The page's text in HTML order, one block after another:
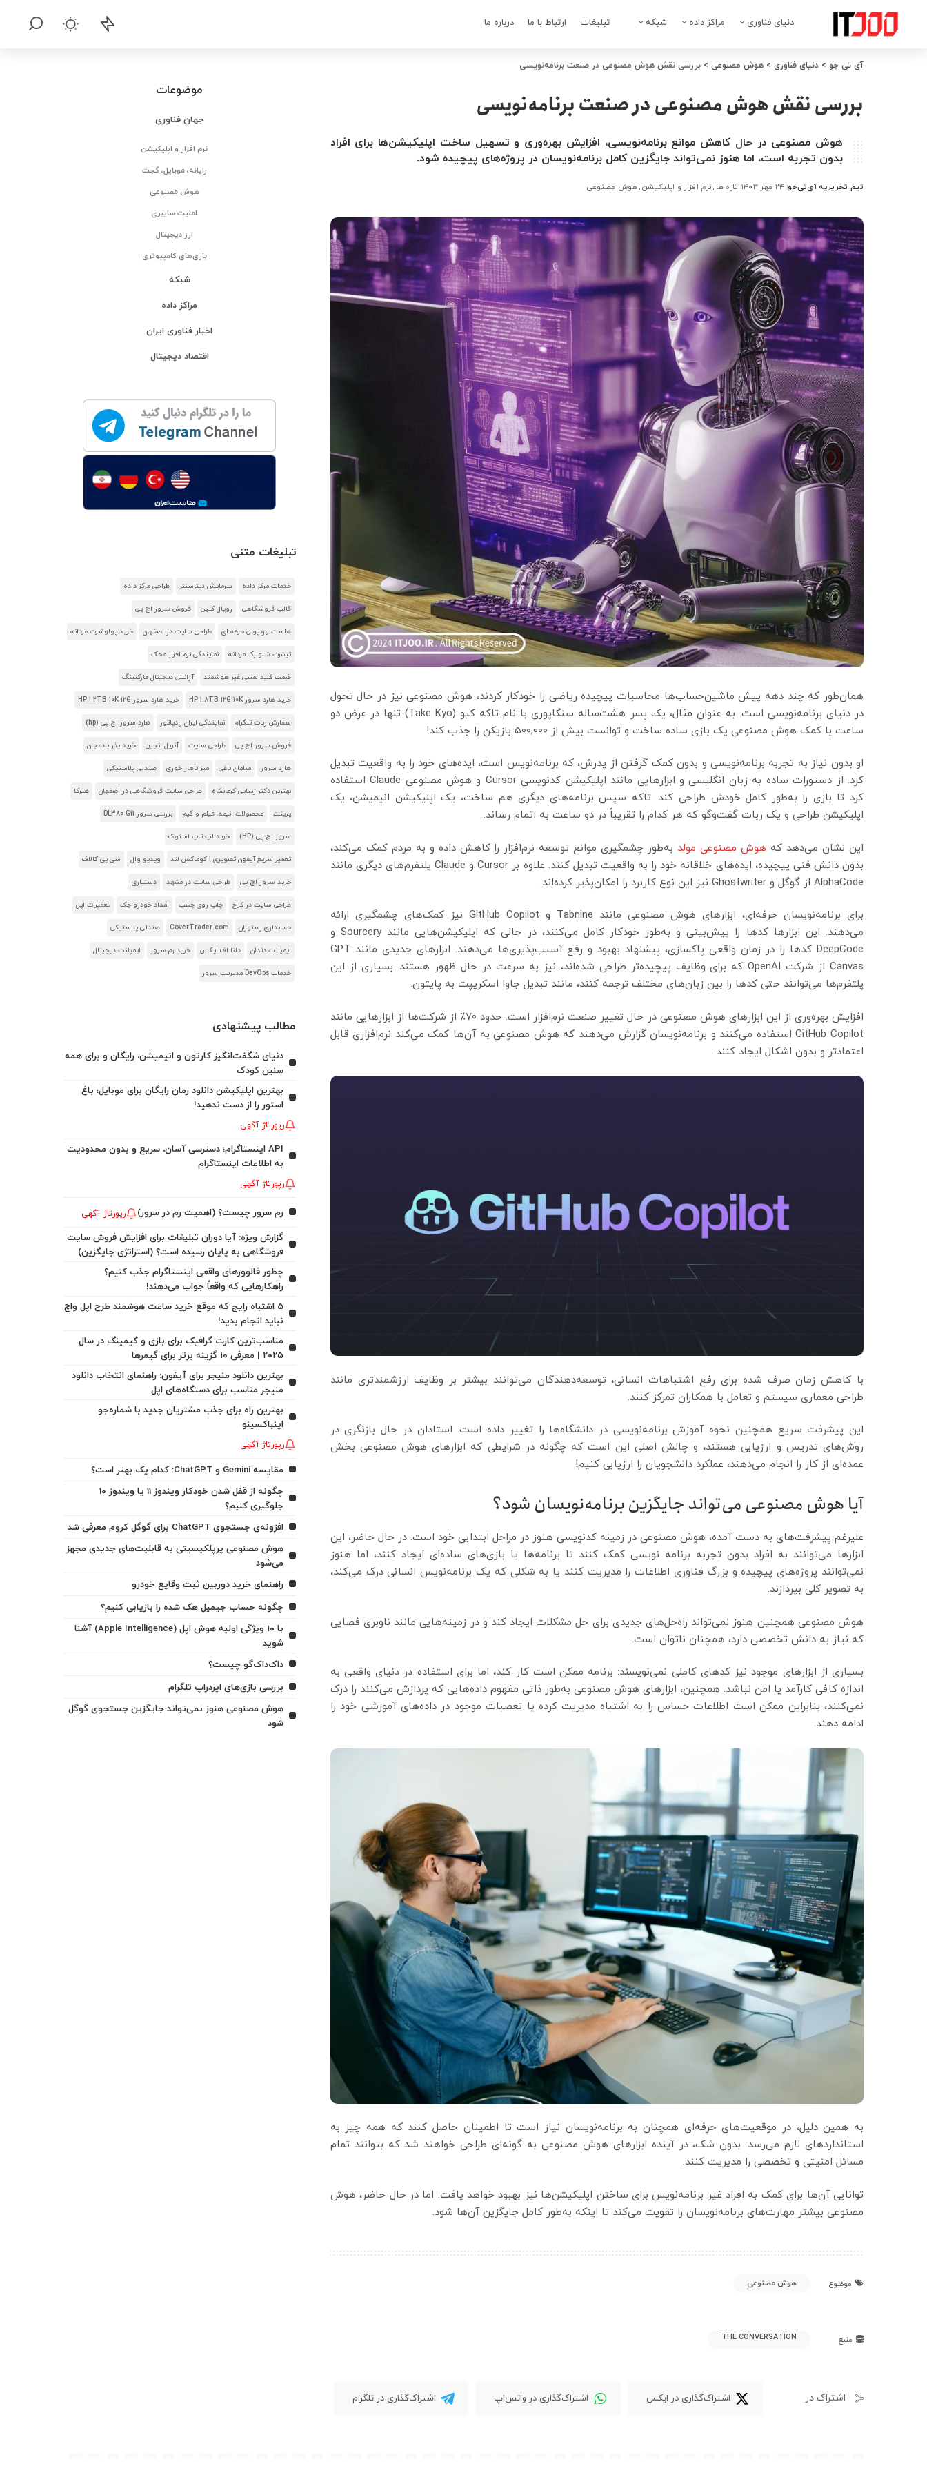
دنیای فناوری مراکز داده شبکه تبلیغات ارتباط با ما درباره ما
آی تی جو > دنیای فناوری > هوش مصنوعی > بررسی نقش هوش مصنوعی در صنعت برنامه‌نویسی
بررسی نقش هوش مصنوعی در صنعت برنامه‌نویسی
هوش مصنوعی در حال کاهش موانع برنامه‌نویسی، افزایش بهره‌وری و تسهیل ساخت اپلیکیشن‌ها برای افراد
بدون تجربه است، اما هنوز نمی‌تواند جایگزین کامل برنامه‌نویسان در پروژه‌های پیچیده شود.
ارسال
توسط
تیم تحریریه آی‌تی‌جو ۲۴ مهر ۱۴۰۳ تازه ها نرم افزار و اپلیکیشن هوش مصنوعی
همان‌طور که چند دهه پیش ماشین‌حساب‌ها محاسبات پیچیده ریاضی را خودکار کردند، هوش مصنوعی نیز در حال تحول
در دنیای برنامه‌نویسی است. به عنوان مثال، یک پسر هشت‌ساله سنگاپوری با نام تاکه کیو (Take Kyo) تنها در عرض دو
ساعت با کمک هوش مصنوعی یک بازی ساده ساخت و توانست بیش از ۵۰۰,۰۰۰ بازیکن را جذب کند!
او بدون نیاز به تجربه برنامه‌نویسی و بدون کمک گرفتن از پدرش، که برنامه‌نویس است، ایده‌های خود را به واقعیت تبدیل
کرد. از دستورات ساده به زبان انگلیسی و ابزارهایی مانند اپلیکیشن کد‌نویسی Cursor و هوش مصنوعی Claude استفاده
کرد تا بازی را به‌طور کامل خودش طراحی کند. تاکه سپس برنامه‌های دیگری هم ساخت، یک اپلیکیشن انیمیشن، یک
اپلیکیشن طراحی و یک ربات گفت‌وگو که هر کدام را تقریباً در دو ساعت به اتمام رساند.
این نشان می‌دهد که هوش مصنوعی مولد به‌طور چشمگیری موانع توسعه نرم‌افزار را کاهش داده و به مردم کمک می‌کند،
بدون دانش فنی پیچیده، ایده‌های خلاقانه خود را به واقعیت تبدیل کنند. علاوه بر Cursor و Claude پلتفرم‌های دیگری مانند
AlphaCode از گوگل و Ghostwriter نیز این نوع کاربرد را امکان‌پذیر کرده‌اند.
برای برنامه‌نویسان حرفه‌ای، ابزارهای هوش مصنوعی مانند Tabnine و GitHub Copilot نیز کمک‌های چشمگیری ارائه
می‌دهند. این ابزارها کدها را پیش‌بینی و به‌طور خودکار کامل می‌کنند، در حالی که اپلیکیشن‌هایی مانند Sourcery و
DeepCode کدها را در زمان واقعی پاکسازی، پیشنهاد بهبود و رفع آسیب‌پذیری‌ها می‌دهند. ابزارهای جدیدی مانند GPT
Canvas از شرکت OpenAI که برای وظایف پیچیده‌تر طراحی شده‌اند، نیز به سرعت در حال ظهور هستند. بسیاری از این
پلتفرم‌ها می‌توانند حتی کدها را بین زبان‌های مختلف ترجمه کنند، مانند تبدیل جاوا اسکریپت به پایتون.
افزایش بهره‌وری از این ابزارهای هوش مصنوعی در حال تغییر صنعت نرم‌افزار است. حدود ۷۰٪ از شرکت‌ها از ابزارهایی مانند
GitHub Copilot استفاده می‌کنند و برنامه‌نویسان گزارش می‌دهند که هوش مصنوعی به آن‌ها کمک می‌کند نرم‌افزاری قابل
اعتمادتر و بدون اشکال ایجاد کنند.
با کاهش زمان صرف شده برای رفع اشتباهات انسانی، توسعه‌دهندگان می‌توانند بیشتر بر وظایف ارزشمندتری مانند
طراحی معماری سیستم و تعامل با همکاران تمرکز کنند.
این پیشرفت سریع همچنین نحوه آموزش برنامه‌نویسی در دانشگاه‌ها را تغییر داده است. استادان در حال بازنگری در
روش‌های تدریس و ارزیابی هستند، و چالش اصلی این است که چگونه در شرایطی که ابزارهای هوش مصنوعی بخش
عمده‌ای از کار را انجام می‌دهند، عملکرد دانشجویان را ارزیابی کنیم!
آیا هوش مصنوعی می‌تواند جایگزین برنامه‌نویسان شود؟
علیرغم پیشرفت‌های به دست آمده، هوش مصنوعی در زمینه کد‌نویسی هنوز در مراحل ابتدایی خود است. در حال حاضر، این
ابزارها می‌توانند به افراد بدون تجربه برنامه نویسی کمک کنند تا برنامه‌ها یا بازی‌های ساده‌ای ایجاد کنند، اما هنوز
نمی‌توانند پروژه‌های پیچیده و بزرگ فناوری اطلاعات را مدیریت کنند یا به شکلی که یک برنامه‌نویس انسانی درک می‌کند،
به تصویر کلی بپردازند.
هوش مصنوعی همچنین هنوز نمی‌تواند راه‌حل‌های جدیدی برای حل مشکلات ایجاد کند و در زمینه‌هایی مانند ناوبری فضایی
که نیاز به دانش تخصصی دارد، همچنان ناتوان است.
بسیاری از ابزارهای موجود نیز کدهای کاملی نمی‌نویسند: برنامه ممکن است کار کند، اما برای استفاده در دنیای واقعی به
اندازه کافی کارآمد یا امن نباشد. همچنین، ابزارهای هوش مصنوعی به‌طور ذاتی مفهوم داده‌هایی که پردازش می‌کنند را درک
نمی‌کنند، بنابراین ممکن است اطلاعات حساس را به اشتباه مدیریت کرده یا تعصبات موجود در داده‌های آموزشی خود را
ادامه دهند.
به همین دلیل، در موقعیت‌های حرفه‌ای همچنان به برنامه‌نویسان نیاز است تا اطمینان حاصل کنند که همه چیز به
استانداردهای لازم می‌رسد. بدون شک، در آینده ابزارهای هوش مصنوعی به گونه‌ای طراحی خواهند شد که بتوانند تمام
مسائل امنیتی و تخصصی را مدیریت کنند.
توانایی آن‌ها برای کمک به افراد غیر برنامه‌نویس برای ساختن اپلیکیشن‌ها نیز بهبود خواهد یافت. اما در حال حاضر، هوش
مصنوعی بیشتر مهارت‌های برنامه‌نویسان را تقویت می‌کند تا اینکه به‌طور کامل جایگزین آن‌ها شود.
موضوع هوش مصنوعی
منبع THE CONVERSATION
اشتراک در اشتراک‌گذاری در ایکس اشتراک‌گذاری در واتس‌اپ اشتراک‌گذاری در تلگرام
موضوعات
جهان فناوری
نرم افزار و اپلیکیشن
رایانه، موبایل، گجت
هوش مصنوعی
امنیت سایبری
ارز دیجیتال
بازی‌های کامپیوتری
شبکه
مراکز داده
اخبار فناوری ایران
اقتصاد دیجیتال
تبلیغات متنی
خدمات مرکز داده سرمایش دیتاسنتر طراحی مرکز داده
قالب فروشگاهی رویال کنین فروش سرور اچ پی
هاست وردپرس حرفه ای طراحی سایت در اصفهان خرید پولوشرت مردانه
تیشرت شلوارک مردانه نمایندگی نرم افزار محک
قیمت کلید لمسی غیر هوشمند آژانس دیجیتال مارکتینگ
خرید هارد سرور HP 1.8TB 12G 10K خرید هارد سرور HP 1.2TB 10K 12G
سفارش ربات تلگرام نمایندگی ایران رادیاتور هارد سرور اچ پی (hp)
فروش سرور اچ پی طراحی سایت آنریل انجین خرید بذر بادمجان
هارد سرور مبلمان باغی میز ناهار خوری صندلی پلاستیکی
بهترین دکتر زیبایی کرمانشاه طراحی سایت فروشگاهی در اصفهان هیرکا
پرینت محصولات انیمه، فیلم و گیم بررسی سرور DL380 G11
سرور اچ پی (HP) خرید لپ تاپ استوک
تعمیر سریع آیفون تصویری | کوماکس لند ویدیو وال سی پی کالاف
خرید سرور اچ پی طراحی سایت در مشهد دستیاری
طراحی سایت در کرج چاپ روی چسب امداد خودرو جک تعمیرات اپل
حسابداری رستوران CoverTrader.com صندلی پلاستیکی
ایمپلنت دندان دلتا اف ایکس خرید رم سرور ایمپلنت دیجیتال
خدمات DevOps مدیریت سرور
مطالب پیشنهادی
دنیای شگفت‌انگیز کارتون و انیمیشن، رایگان و برای همه
سنین کودک
بهترین اپلیکیشن دانلود رمان رایگان برای موبایل؛ باغ
استور را از دست ندهید!
رپورتاژ آگهی
API اینستاگرام؛ دسترسی آسان، سریع و بدون محدودیت
به اطلاعات اینستاگرام
رپورتاژ آگهی
رم سرور چیست؟ (اهمیت رم در سرور) رپورتاژ آگهی
گزارش ویژه: آیا دوران تبلیغات برای افزایش فروش سایت
فروشگاهی به پایان رسیده است؟ (استراتژی جایگزین)
چطور فالوورهای واقعی اینستاگرام جذب کنیم؟
راهکارهایی که واقعاً جواب می‌دهند!
5 اشتباه رایج که موقع خرید ساعت هوشمند طرح اپل واچ
نباید انجام بدید!
مناسب‌ترین کارت گرافیک برای بازی و گیمینگ در سال
۲۰۲۵ | معرفی ۱۰ گزینه برتر برای گیمرها
بهترین دانلود منیجر برای آیفون: راهنمای انتخاب دانلود
منیجر مناسب برای دستگاه‌های اپل
بهترین راه برای جذب مشتریان جدید با شماره‌جو
اینباکسینو
رپورتاژ آگهی
مقایسه Gemini و ChatGPT: کدام یک بهتر است؟
چگونه از قفل شدن خودکار ویندوز 11 یا ویندوز 10
جلوگیری کنیم؟
افزونه‌ی جستجوی ChatGPT برای گوگل کروم معرفی شد
هوش مصنوعی پرپلکیسیتی به قابلیت‌های جدیدی مجهز
می‌شود
راهنمای خرید دوربین ثبت وقایع خودرو
چگونه حساب جیمیل هک شده را بازیابی کنیم؟
با ۱۰ ویژگی اولیه هوش اپل (Apple Intelligence) آشنا
شوید
داک‌داک‌گو چیست؟
بررسی بازی‌های ایردراپ تلگرام
هوش مصنوعی هنوز نمی‌تواند جایگزین جستجوی گوگل
شود